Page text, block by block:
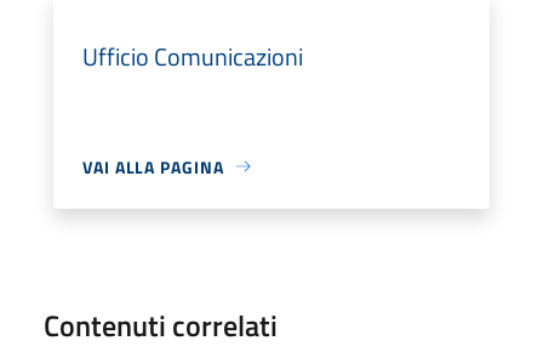
Ufficio Comunicazioni
VAI ALLA PAGINA
Contenuti correlati